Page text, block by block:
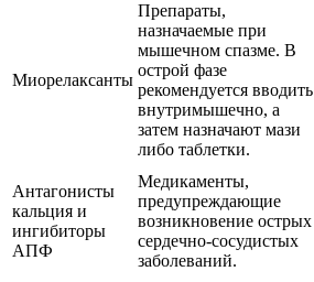
Миорелаксанты
Препараты,
назначаемые при
мышечном спазме. В
острой фазе
рекомендуется вводить
внутримышечно, а
затем назначают мази
либо таблетки.
Антагонисты
кальция и
ингибиторы
АПФ
Медикаменты,
предупреждающие
возникновение острых
сердечно-сосудистых
заболеваний.